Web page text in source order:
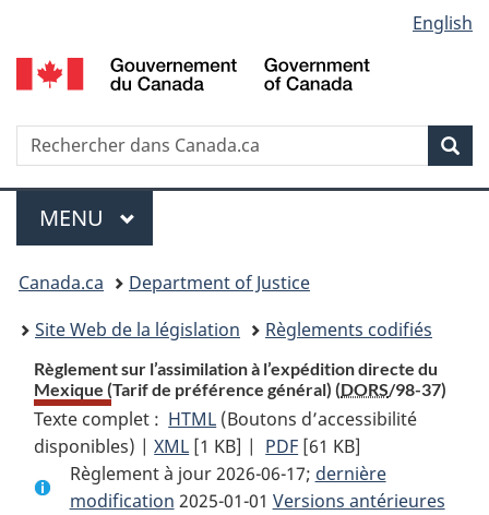
au
contenu
propos
de
la
HTML
simplifiée
selection
English
Recherche
Menu
MENU PRINCIPAL
You
are
here:
Canada.ca
Department of Justice
Site Web de la législation
Règlements codifiés
Règlement sur l’assimilation à l’expédition directe du
Mexique (Tarif de préférence général) (DORS/98-37)
Texte complet : HTML Texte
complet
:
Règlement
(Boutons d’accessibilité
disponibles) |XML Texte
complet
:
[1 KB] | PDF Texte
complet
:
[61 KB]
Règlement à jour 2026-06-17; dernière
modification 2025-01-01 Versions antérieures